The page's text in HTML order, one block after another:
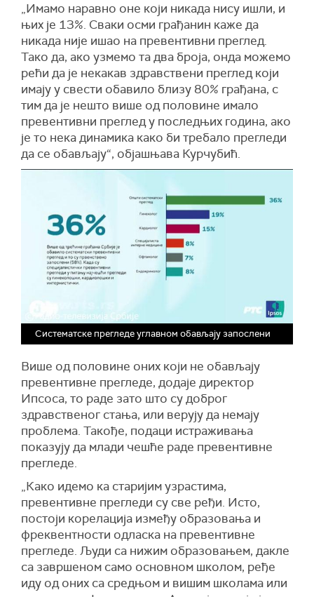
„Имамо наравно оне који никада нису ишли, и
њих је 13%. Сваки осми грађанин каже да
никада није ишао на превентивни преглед.
Тако да, ако узмемо та два броја, онда можемо
рећи да је некакав здравствени преглед који
имају у свести обавило близу 80% грађана, с
тим да је нешто више од половине имало
превентивни преглед у последњих година, ако
је то нека динамика како би требало прегледи
да се обављају“, објашњава Курчубић.
Систематске прегледе углавном обављају запослени
Више од половине оних који не обављају
превентивне прегледе, додаје директор
Ипсоса, то раде зато што су доброг
здравственог стања, или верују да немају
проблема. Такође, подаци истраживања
показују да млади чешће раде превентивне
прегледе.
„Како идемо ка старијим узрастима,
превентивне прегледи су све ређи. Исто,
постоји корелација између образовања и
фреквентности одласка на превентивне
прегледе. Људи са нижим образовањем, дакле
са завршеном само основном школом, ређе
иду од оних са средњом и вишим школама или